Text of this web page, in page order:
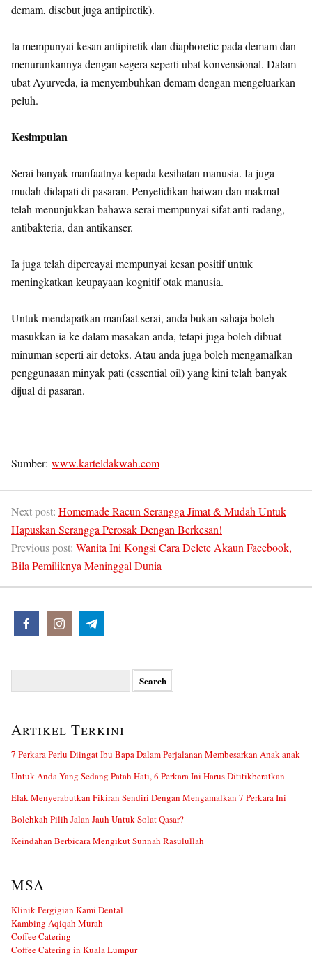
demam, disebut juga antipiretik).
Ia mempunyai kesan antipiretik dan diaphoretic pada demam dan
menurunkannya dengan segera seperti ubat konvensional. Dalam
ubat Ayurveda, ia menyembuhkan demam dengan mengeluarkan
peluh.
Kesimpulan
Serai banyak manfaatnya kepada kesihatan manusia. Ia juga
mudah didapati di pasaran. Penyelidikan haiwan dan makmal
telah menunjukkan bahawa serai mempunyai sifat anti-radang,
antibakteria, dan antikanser.
Ia juga telah dipercayai mempunyai kesan positif untuk
meningkatkan keupayaan kognitif otak manusia.
Untuk mendapatkan manfaat serai, anda bukan sahaja boleh
masukkan ia ke dalam masakan anda, tetapi juga boleh dibuat
minuman seperti air detoks. Atau anda juga boleh mengamalkan
penggunaaan minyak pati (essential oil) yang kini telah banyak
dijual di pasaran.
Sumber: www.karteldakwah.com
Next post: Homemade Racun Serangga Jimat & Mudah Untuk
Hapuskan Serangga Perosak Dengan Berkesan!
Previous post: Wanita Ini Kongsi Cara Delete Akaun Facebook,
Bila Pemiliknya Meninggal Dunia
Artikel Terkini
7 Perkara Perlu Diingat Ibu Bapa Dalam Perjalanan Membesarkan Anak-anak
Untuk Anda Yang Sedang Patah Hati, 6 Perkara Ini Harus Dititikberatkan
Elak Menyerabutkan Fikiran Sendiri Dengan Mengamalkan 7 Perkara Ini
Bolehkah Pilih Jalan Jauh Untuk Solat Qasar?
Keindahan Berbicara Mengikut Sunnah Rasulullah
MSA
Klinik Pergigian Kami Dental
Kambing Aqiqah Murah
Coffee Catering
Coffee Catering in Kuala Lumpur